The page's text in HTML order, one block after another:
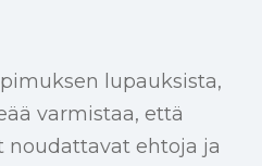
lupauksista,
varmistaa, että
ehtoja ja